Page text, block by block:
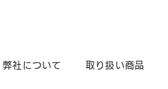
弊社について 取り扱い商品